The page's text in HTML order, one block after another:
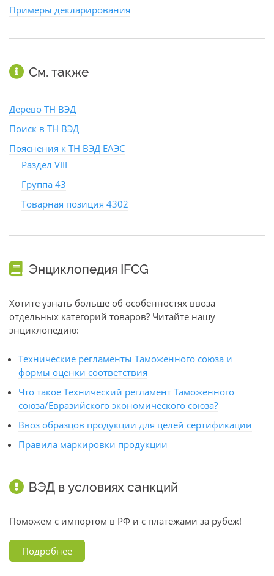
Примеры декларирования
См. также
Дерево ТН ВЭД
Поиск в ТН ВЭД
Пояснения к ТН ВЭД ЕАЭС
Раздел VIII
Группа 43
Товарная позиция 4302
Энциклопедия IFCG
Хотите узнать больше об особенностях ввоза
отдельных категорий товаров? Читайте нашу
энциклопедию:
Технические регламенты Таможенного союза и
формы оценки соответствия
Что такое Технический регламент Таможенного
союза/Евразийского экономического союза?
Ввоз образцов продукции для целей сертификации
Правила маркировки продукции
ВЭД в условиях санкций
Поможем с импортом в РФ и с платежами за рубеж!
Подробнее